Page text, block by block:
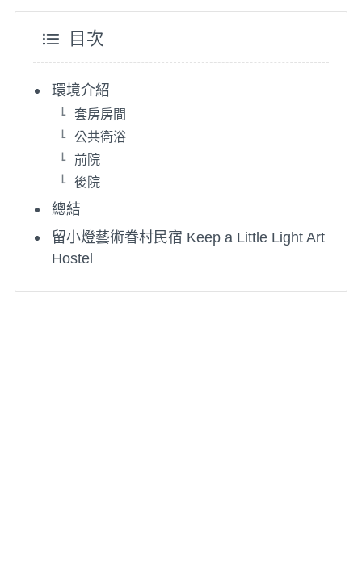
目次
環境介紹
套房房間
公共衛浴
前院
後院
總結
留小燈藝術眷村民宿 Keep a Little Light Art
Hostel